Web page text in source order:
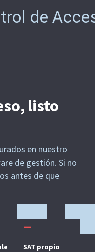
listo
en nuestro
de gestión. Si no
antes de que
—
SAT propio